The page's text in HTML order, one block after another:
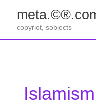
springencopyriot, sobjects